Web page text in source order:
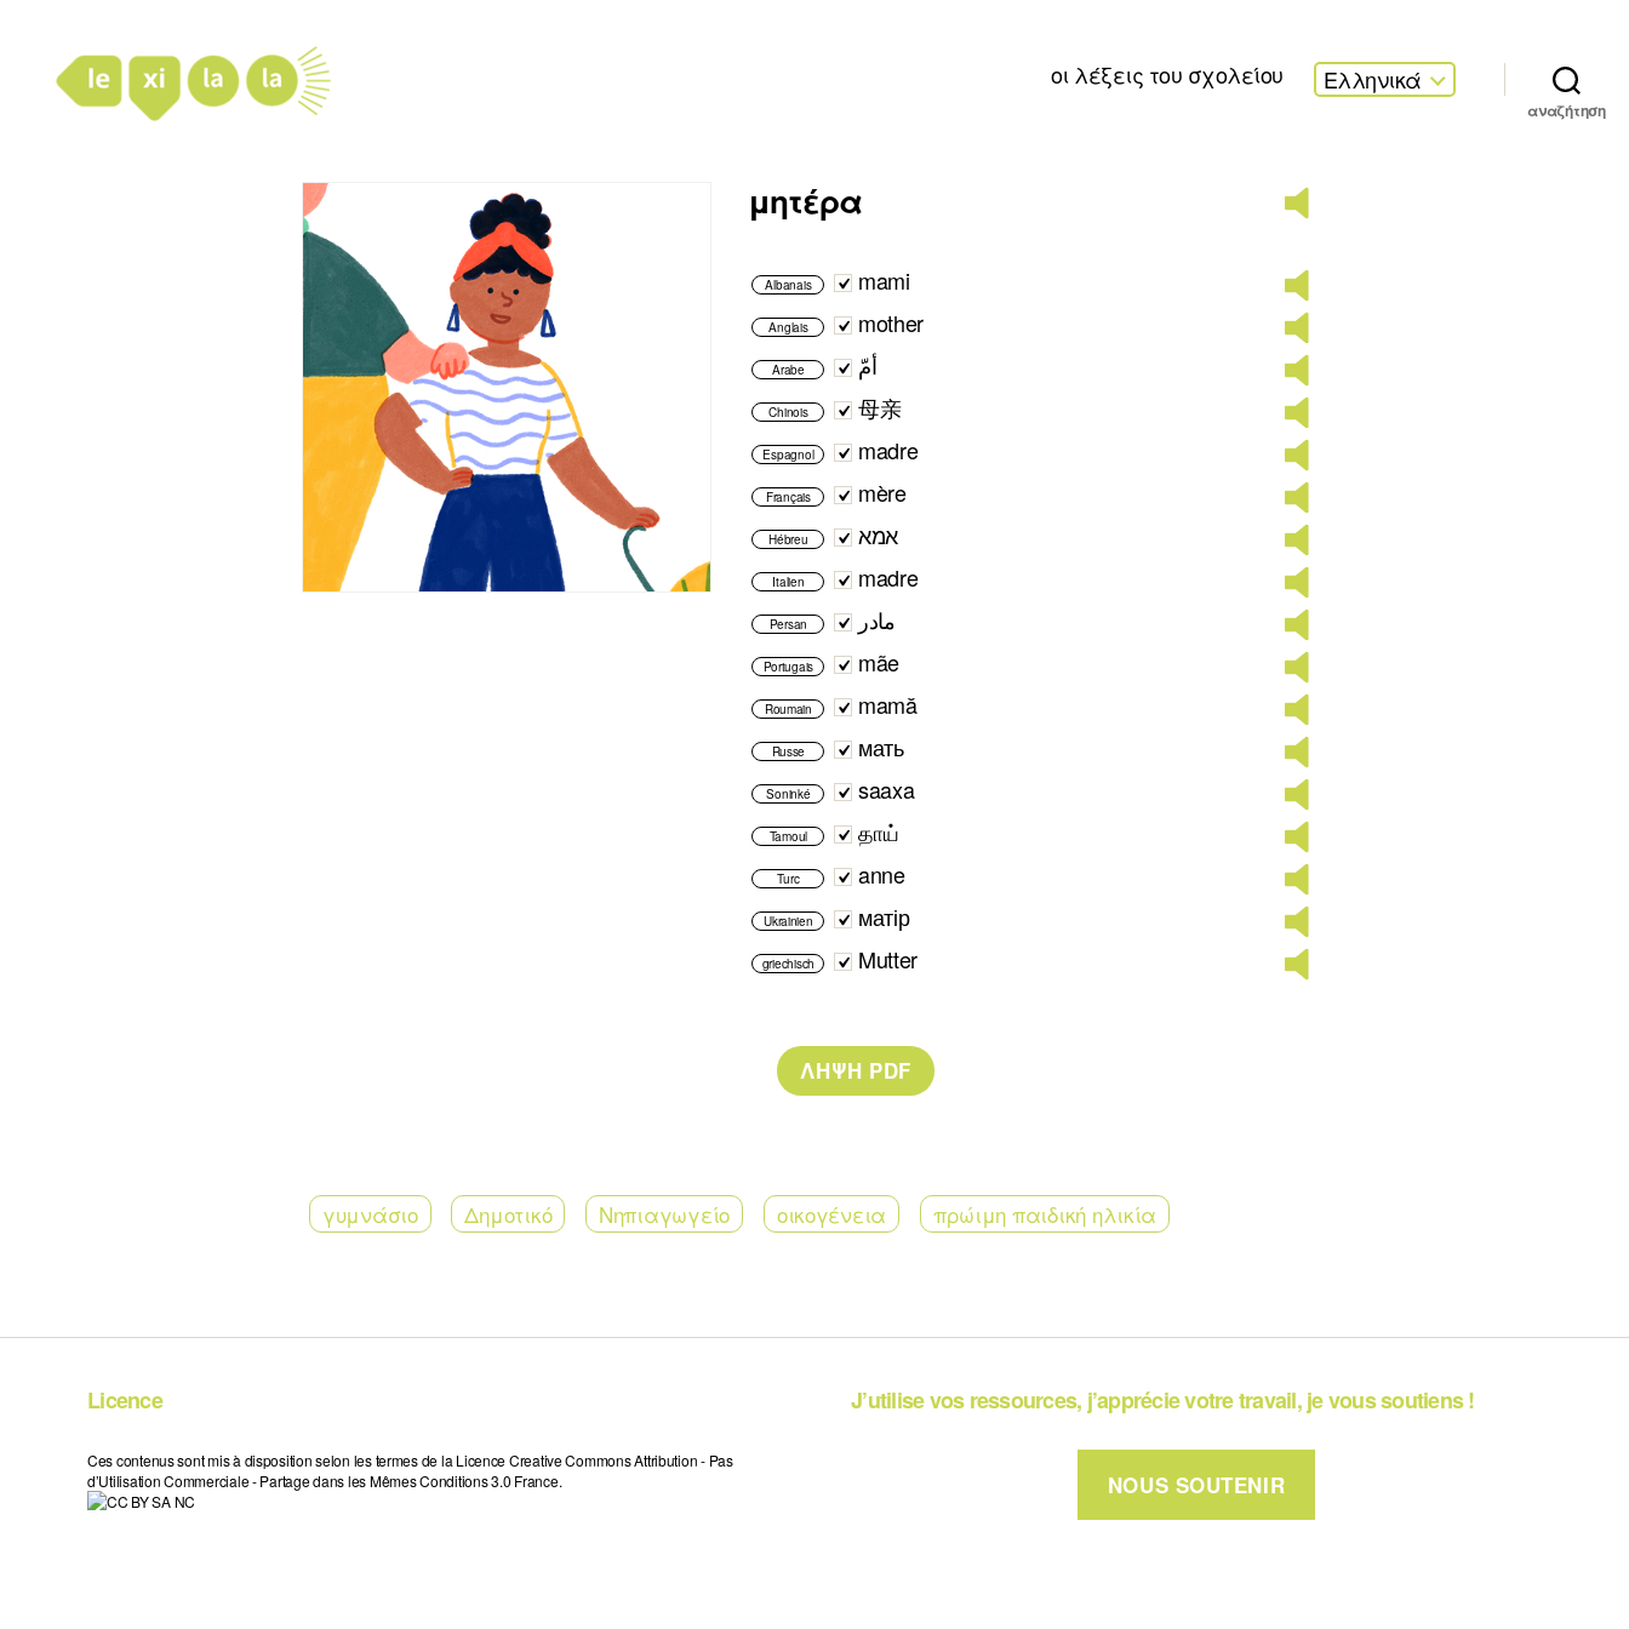
οι λέξεις του σχολείου Ελληνικά
αναζήτηση
μητέρα
Albanais mami
Anglais mother
Arabe أمّ
Chinois 母亲
Espagnol madre
Français mère
Hébreu אמא
Italien madre
Persan مادر
Portugais mãe
Roumain mamă
Russe мать
Soninké saaxa
Tamoul தாய்
Turc anne
Ukrainien матір
griechisch Mutter
γυμνάσιο Δημοτικό Νηπιαγωγείο οικογένεια πρώιμη παιδική ηλικία
Licence
Ces contenus sont mis à disposition selon les termes de la Licence Creative Commons Attribution - Pas
d’Utilisation Commerciale - Partage dans les Mêmes Conditions 3.0 France.
J’utilise vos ressources, j’apprécie votre travail, je vous soutiens !
NOUS SOUTENIR